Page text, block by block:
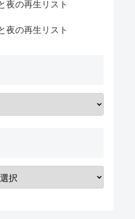
夜の再生リスト
夜の再生リスト